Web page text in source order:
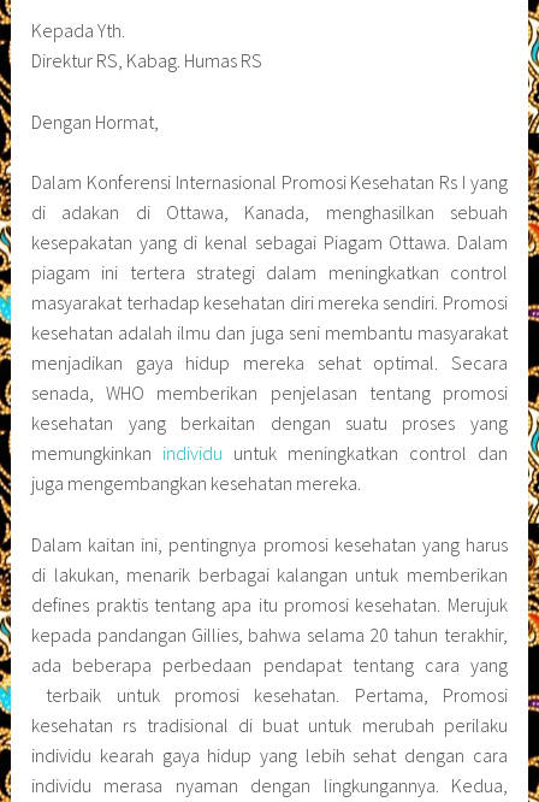
Kepada Yth.
Direktur RS, Kabag. Humas RS
Dengan Hormat,
Dalam Konferensi Internasional Promosi Kesehatan Rs I yang
di adakan di Ottawa, Kanada, menghasilkan sebuah
kesepakatan yang di kenal sebagai Piagam Ottawa. Dalam
piagam ini tertera strategi dalam meningkatkan control
masyarakat terhadap kesehatan diri mereka sendiri. Promosi
kesehatan adalah ilmu dan juga seni membantu masyarakat
menjadikan gaya hidup mereka sehat optimal. Secara
senada, WHO memberikan penjelasan tentang promosi
kesehatan yang berkaitan dengan suatu proses yang
memungkinkan individu untuk meningkatkan control dan
juga mengembangkan kesehatan mereka.
Dalam kaitan ini, pentingnya promosi kesehatan yang harus
di lakukan, menarik berbagai kalangan untuk memberikan
defines praktis tentang apa itu promosi kesehatan. Merujuk
kepada pandangan Gillies, bahwa selama 20 tahun terakhir,
ada beberapa perbedaan pendapat tentang cara yang
terbaik untuk promosi kesehatan. Pertama, Promosi
kesehatan rs tradisional di buat untuk merubah perilaku
individu kearah gaya hidup yang lebih sehat dengan cara
individu merasa nyaman dengan lingkungannya. Kedua,